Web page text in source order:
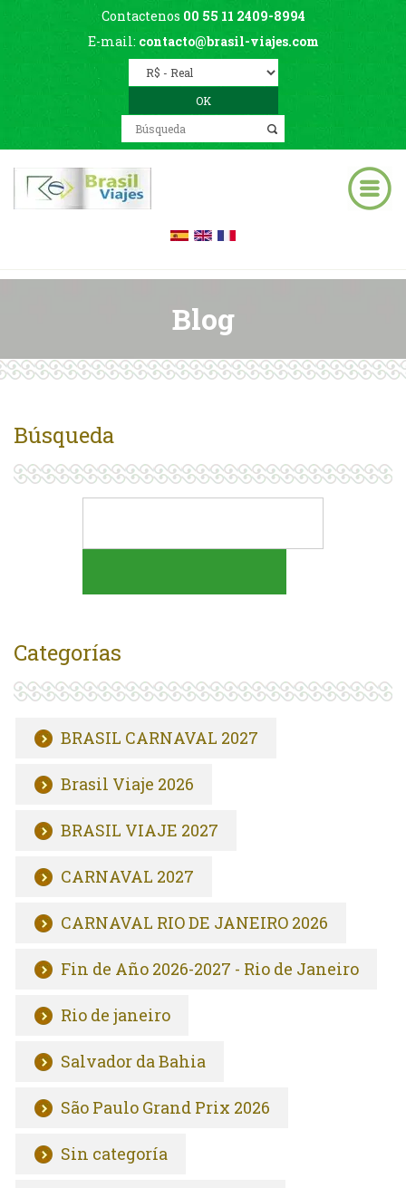
Contactenos 00 55 11 2409-8994
E-mail: contacto@brasil-viajes.com
Blog
Búsqueda
Categorías
BRASIL CARNAVAL 2027
Brasil Viaje 2026
BRASIL VIAJE 2027
CARNAVAL 2027
CARNAVAL RIO DE JANEIRO 2026
Fin de Año 2026-2027 - Rio de Janeiro
Rio de janeiro
Salvador da Bahia
São Paulo Grand Prix 2026
Sin categoría